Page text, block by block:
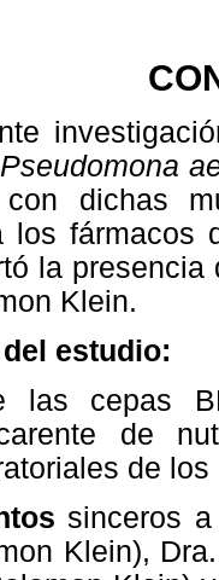
Pseudomona
con dichas
los fármacos
la
Klein.
estudio:
las cepas
de
de
sinceros
Klein),